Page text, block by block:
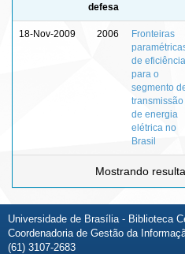
defesa
18-Nov-2009 2006
Fronteiras
de eficiência
para o
segmento
transmissão
de energia
elétrica no
Brasil
Mostrando
Universidade de Brasília - Biblioteca
Coordenadoria de Gestão da
(61) 3107-2683